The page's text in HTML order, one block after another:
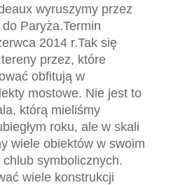
wyruszymy przez
Paryża.Termin
2014 r.Tak się
tereny przez, które
obfitują w
mostowe. Nie jest to
którą mieliśmy
roku, ale w skali
wiele obiektów w swoim
chlub symbolicznych.
ać wiele konstrukcji